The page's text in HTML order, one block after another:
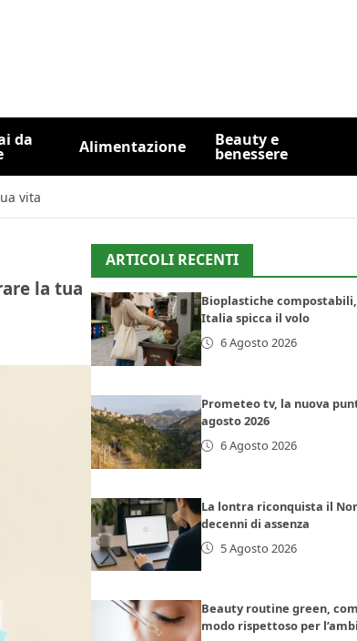
da Alimentazione Beauty e
benessere
vita
la tua
ARTICOLI RECENTI
Bioplastiche
Italia spicca il volo
6 Agosto 2026
Prometeo tv, la nuova
agosto 2026
6 Agosto 2026
La lontra riconquista il
decenni di assenza
5 Agosto 2026
Beauty routine green,
modo rispettoso per